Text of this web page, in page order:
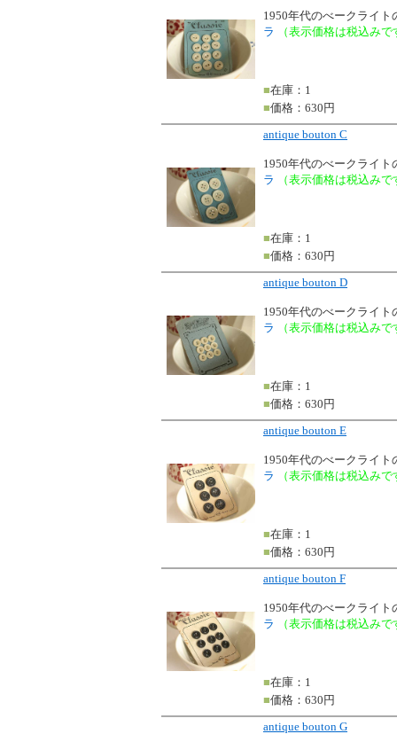
1950年代のべークライ
ラ
（表示価格は税込みで
■在庫：1
■価格：630円
antique bouton C
1950年代のべークライ
ラ
（表示価格は税込みで
■在庫：1
■価格：630円
antique bouton D
1950年代のべークライ
ラ
（表示価格は税込みで
■在庫：1
■価格：630円
antique bouton E
1950年代のべークライ
ラ
（表示価格は税込みで
■在庫：1
■価格：630円
antique bouton F
1950年代のべークライ
ラ
（表示価格は税込みで
■在庫：1
■価格：630円
antique bouton G